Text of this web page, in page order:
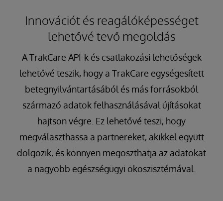
Innovációt és reagálóképességet
lehetővé tevő megoldás
A TrakCare API-k és csatlakozási lehetőségek
lehetővé teszik, hogy a TrakCare egységesített
betegnyilvántartásából és más forrásokból
származó adatok felhasználásával újításokat
hajtson végre. Ez lehetővé teszi, hogy
megválaszthassa a partnereket, akikkel együtt
dolgozik, és könnyen megoszthatja az adatokat
a nagyobb egészségügyi ökoszisztémával.